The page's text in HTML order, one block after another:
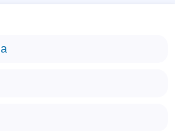
Розділ, ви можете
в області отоларингології.